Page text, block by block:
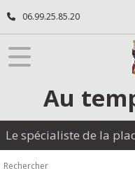
06.99.25.85.20
Au
Le spécialiste de la